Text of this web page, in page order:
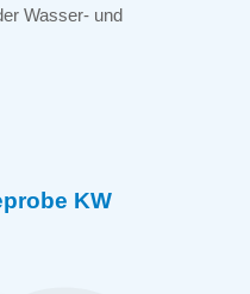
Wasser- und
KW